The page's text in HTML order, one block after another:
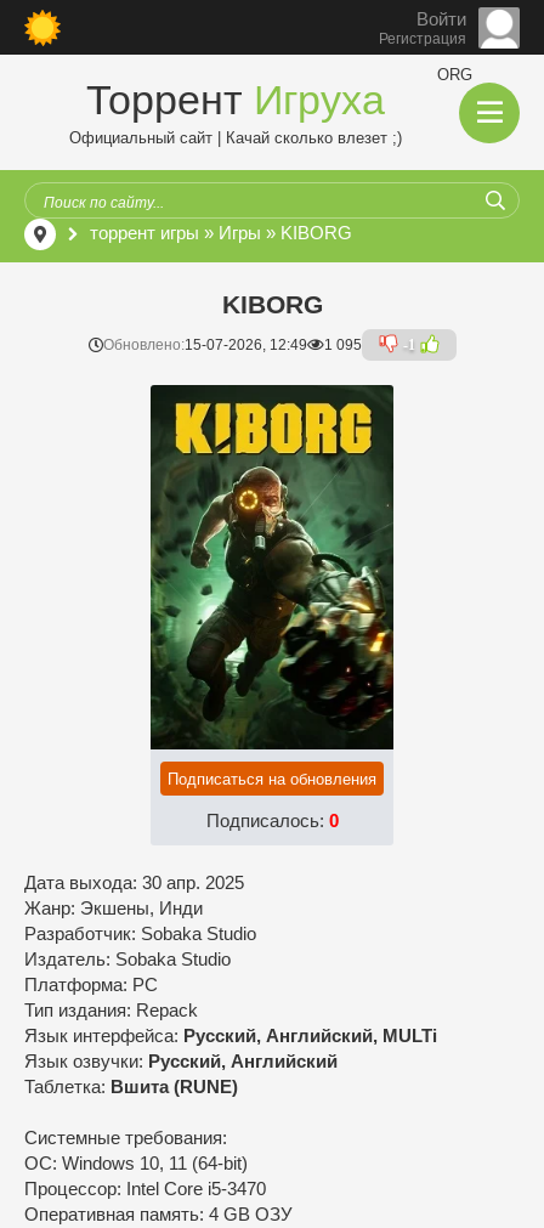
Войти
Регистрация
Торрент Игруха
ORG
Официальный сайт | Качай сколько влезет ;)
торрент игры » Игры » KIBORG
KIBORG
Обновлено:15-07-2026, 12:49 1 095 -1
Подписаться на обновления
Подписалось: 0
Дата выхода: 30 апр. 2025
Жанр: Экшены, Инди
Разработчик: Sobaka Studio
Издатель: Sobaka Studio
Платформа: PC
Тип издания: Repack
Язык интерфейса: Русский, Английский, MULTi
Язык озвучки: Русский, Английский
Таблетка: Вшита (RUNE)
Системные требования:
ОС: Windows 10, 11 (64-bit)
Процессор: Intel Core i5-3470
Оперативная память: 4 GB ОЗУ